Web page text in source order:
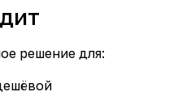
решение для: